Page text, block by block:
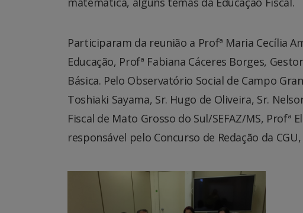
Participaram da reunião a Profª Maria Cecília
Educação, Profª Fabiana Cáceres Borges,
Básica. Pelo Observatório Social de Campo
Toshiaki Sayama, Sr. Hugo de Oliveira, Sr.
Fiscal de Mato Grosso do Sul/SEFAZ/MS, Profª
responsável pelo Concurso de Redação da